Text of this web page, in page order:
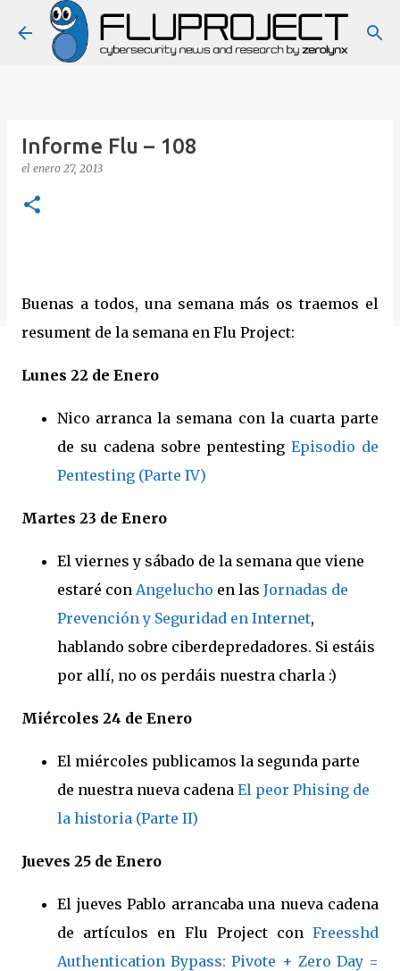
Ir al contenido principal
Informe Flu – 108
el enero 27, 2013
Buenas a todos, una semana más os traemos el
resument de la semana en Flu Project:
Lunes 22 de Enero
Nico arranca la semana con la cuarta parte
de su cadena sobre pentestingEpisodio de
Pentesting (Parte IV)
Martes 23 de Enero
El viernes y sábado de la semana que viene
estaré con Angelucho en las Jornadas de
Prevención y Seguridad en Internet,
hablando sobre ciberdepredadores. Si estáis
por allí, no os perdáis nuestra charla :)
Miércoles 24 de Enero
El miércoles publicamos la segunda parte
de nuestra nueva cadena El peor Phising de
la historia (Parte II)
Jueves 25 de Enero
El jueves Pablo arrancaba una nueva cadena
de artículos en Flu Project con Freesshd
Authentication Bypass: Pivote + Zero Day =